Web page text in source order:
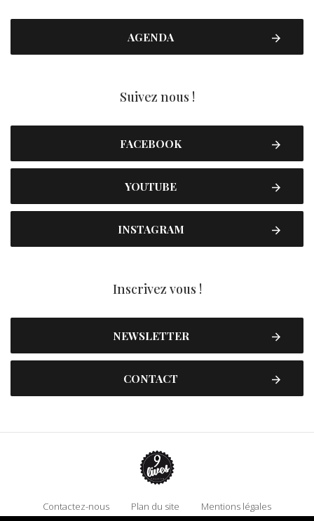
AGENDA
Suivez nous !
FACEBOOK
YOUTUBE
INSTAGRAM
Inscrivez vous !
NEWSLETTER
CONTACT
Contactez-nous Plan du site Mentions légales